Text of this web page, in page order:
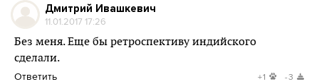
Дмитрий Ивашкевич
11.01.2017 17:26
Без меня. Еще бы ретроспективу индийского
сделали.
Ответить +1 -3